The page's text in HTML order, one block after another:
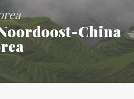
China